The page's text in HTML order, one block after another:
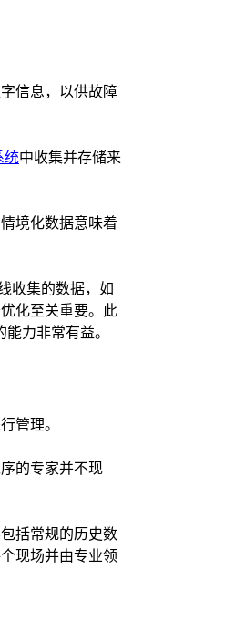
信息，以供故障
统中收集并存储来
境化数据意味着
收集的数据，如
化至关重要。此
力非常有益。
管理。
的专家并不现
括常规的历史数
现场并由专业领